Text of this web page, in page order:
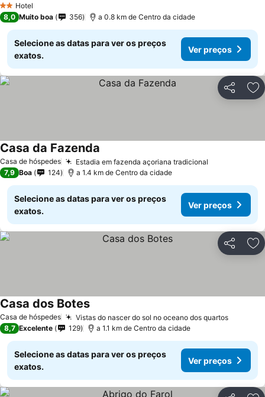
2 Estrelas
Hotel
8,0 Muito boa 356 a 0.8 km de Centro da cidade
Selecione as datas para ver os preços
exatos.
Ver preços
Partilhar
Casa de hóspedes Estadia em fazenda açoriana tradicional
Casa da Fazenda
7,9 Boa 124 a 1.4 km de Centro da cidade
Selecione as datas para ver os preços
exatos.
Ver preços
Partilhar
Casa de hóspedes Vistas do nascer do sol no oceano dos quartosVer
Casa dos BotesVer preços
8,7 Excelente 129 a 1.1 km de Centro da cidade
Selecione as datas para ver os preços
exatos.
Ver preços